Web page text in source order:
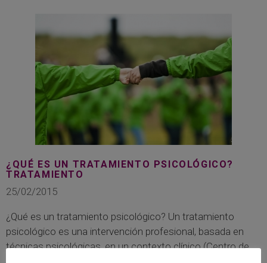
¿QUÉ ES UN TRATAMIENTO PSICOLÓGICO?
TRATAMIENTO
25/02/2015
¿Qué es un tratamiento psicológico? Un tratamiento
psicológico es una intervención profesional, basada en
técnicas psicológicas, en un contexto clínico (Centro de